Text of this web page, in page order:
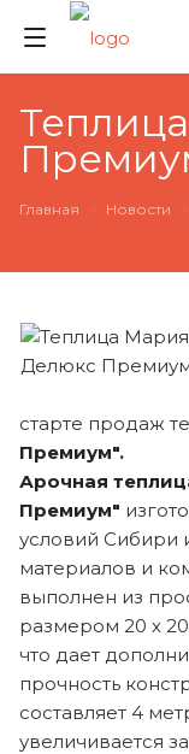
Главная Новости
старте продаж
Премиум".
Арочная
Премиум"
условий Сибири
материалов и
выполнен из
размером 20 х
что дает
прочность
составляет 4
увеличивается